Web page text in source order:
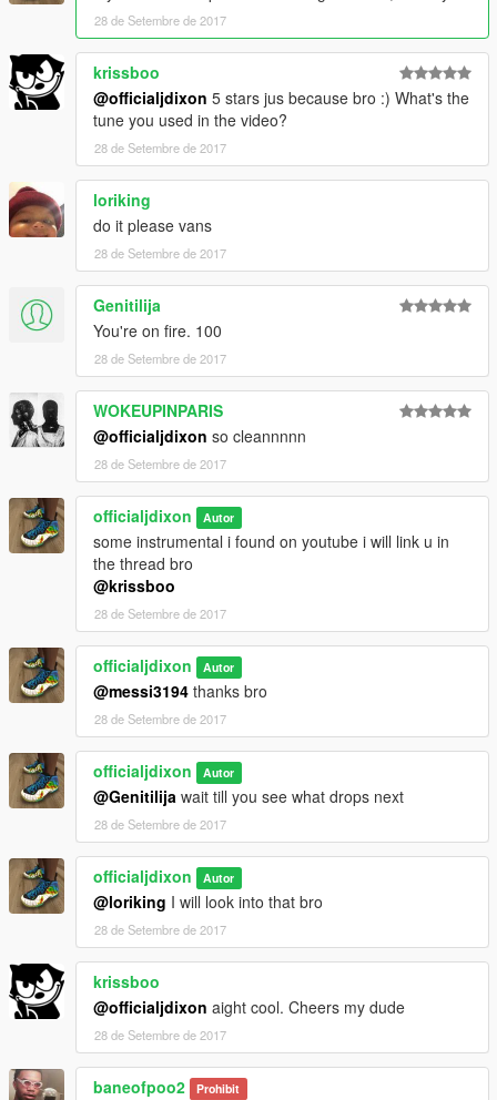
28 de Setembre de 2017
krissboo
@officialjdixon 5 stars jus because bro :) What's the
tune you used in the video?
28 de Setembre de 2017
loriking
do it please vans
28 de Setembre de 2017
Genitilija
You're on fire. 100
28 de Setembre de 2017
WOKEUPINPARIS
@officialjdixon so cleannnnn
28 de Setembre de 2017
officialjdixon Autor
some instrumental i found on youtube i will link u in
the thread bro
@krissboo
28 de Setembre de 2017
officialjdixon Autor
@messi3194 thanks bro
28 de Setembre de 2017
officialjdixon Autor
@Genitilija wait till you see what drops next
28 de Setembre de 2017
officialjdixon Autor
@loriking I will look into that bro
28 de Setembre de 2017
krissboo
@officialjdixon aight cool. Cheers my dude
28 de Setembre de 2017
baneofpoo2 Prohibit